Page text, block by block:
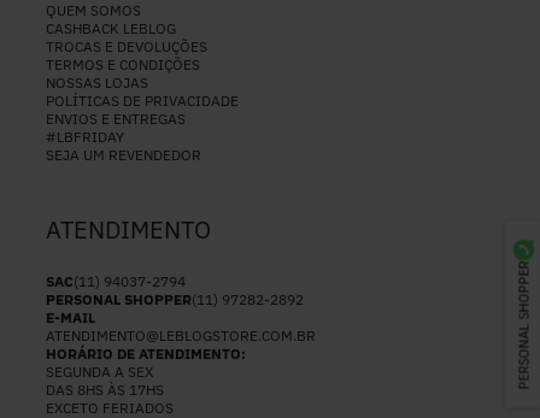
PERSONAL SHOPPER
QUEM SOMOS
CASHBACK LEBLOG
TROCAS E DEVOLUÇÕES
TERMOS E CONDIÇÕES
NOSSAS LOJAS
POLÍTICAS DE PRIVACIDADE
ENVIOS E ENTREGAS
#LBFRIDAY
SEJA UM REVENDEDOR
ATENDIMENTO
SAC(11) 94037-2794
PERSONAL SHOPPER(11) 97282-2892
E-MAIL
ATENDIMENTO@LEBLOGSTORE.COM.BR
HORÁRIO DE ATENDIMENTO:
SEGUNDA A SEX
DAS 8HS ÀS 17HS
EXCETO FERIADOS